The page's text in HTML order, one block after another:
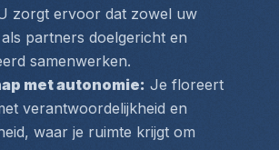
zorgt ervoor dat zowel uw
partners doelgericht en
samenwerken.
met autonomie: Je floreert
verantwoordelijkheid en
waar je ruimte krijgt om